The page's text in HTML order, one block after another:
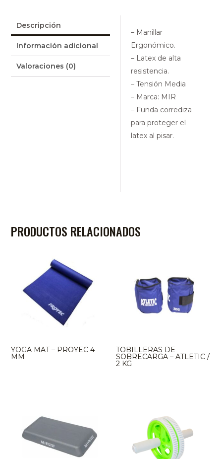
Descripción
Información adicional
Valoraciones (0)
– Manillar
Ergonómico.
– Latex de alta
resistencia.
– Tensión Media
– Marca: MIR
– Funda corrediza
para proteger el
latex al pisar.
PRODUCTOS RELACIONADOS
YOGA MAT – PROYEC 4
MM
TOBILLERAS DE
SOBRECARGA – ATLETIC /
2 KG